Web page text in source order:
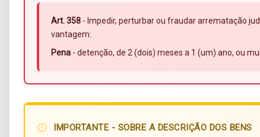
Art. 358 - Impedir, perturbar ou fraudar arrematação
vantagem:
Pena - detenção, de 2 (dois) meses a 1 (um) ano, ou
error_outline IMPORTANTE - SOBRE A DESCRIÇÃO DOS BENS